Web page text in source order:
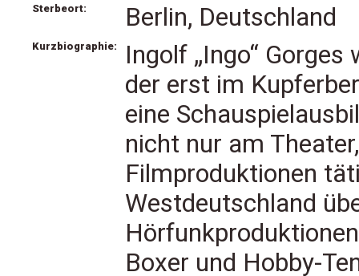
Sterbeort: Berlin, Deutschland
Kurzbiographie:
Ingolf „Ingo“
der erst im
eine
nicht nur am
Filmproduktionen
Westdeutschland
Boxer und Hobby-